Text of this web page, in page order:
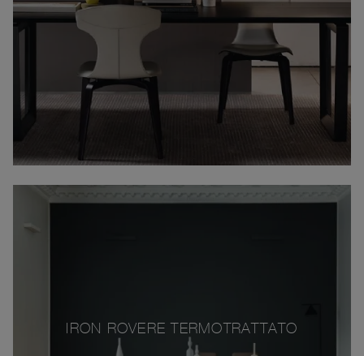
IRON ROVERE TERMOTRATTATO